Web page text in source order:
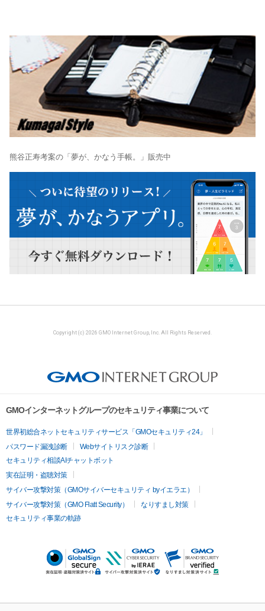
熊谷正寿考案の「夢が、かなう手帳。」販売中
Copyright (c) 2026 GMO Internet Group, Inc. All Rights Reserved.
GMOインターネットグループのセキュリティ事業について
世界初総合ネットセキュリティサービス「GMOセキュリティ24」
パスワード漏洩診断
Webサイトリスク診断
セキュリティ相談AIチャットボット
実在証明・盗聴対策
サイバー攻撃対策（GMOサイバーセキュリティ byイエラエ）
サイバー攻撃対策（GMO Flatt Security）
なりすまし対策
セキュリティ事業の軌跡